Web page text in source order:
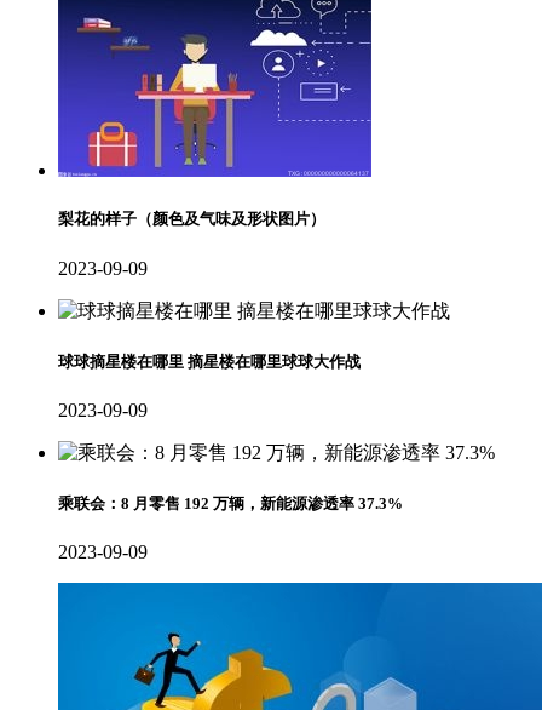
梨花的样子（颜色及气味及形状图片）
2023-09-09
球球摘星楼在哪里 摘星楼在哪里球球大作战
2023-09-09
乘联会：8 月零售 192 万辆，新能源渗透率 37.3%
2023-09-09